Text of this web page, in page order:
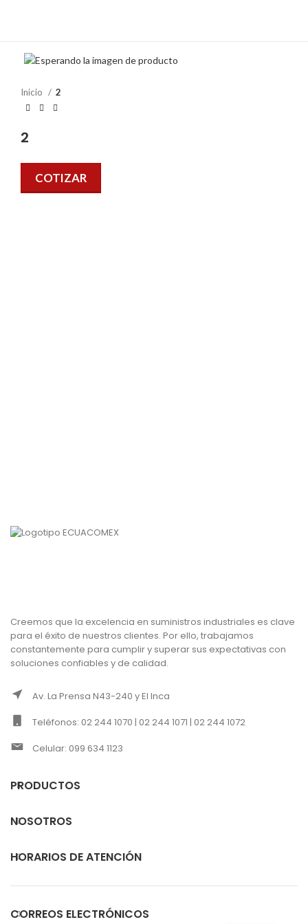
Inicio 2
2
COTIZAR
Creemos que la excelencia en suministros industriales es clave
para el éxito de nuestros clientes. Por ello, trabajamos
constantemente para cumplir y superar sus expectativas con
soluciones confiables y de calidad.
Av. La Prensa N43-240 y El Inca
Teléfonos: 02 244 1070 | 02 244 1071 | 02 244 1072
Celular: 099 634 1123
PRODUCTOS
NOSOTROS
HORARIOS DE ATENCIÓN
CORREOS ELECTRÓNICOS